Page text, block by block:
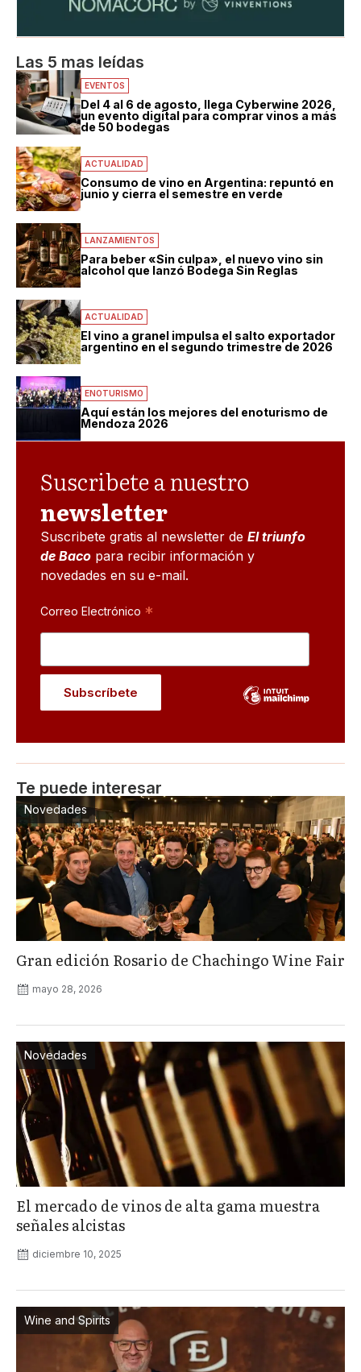
Las 5 mas leídas
EVENTOS
Del 4 al 6 de agosto, llega Cyberwine 2026,
un evento digital para comprar vinos a más
de 50 bodegas
ACTUALIDAD
Consumo de vino en Argentina: repuntó en
junio y cierra el semestre en verde
LANZAMIENTOS
Para beber «Sin culpa», el nuevo vino sin
alcohol que lanzó Bodega Sin Reglas
ACTUALIDAD
El vino a granel impulsa el salto exportador
argentino en el segundo trimestre de 2026
ENOTURISMO
Aquí están los mejores del enoturismo de
Mendoza 2026
Suscribete a nuestro
newsletter
Suscribete gratis al newsletter de El triunfo
de Baco para recibir información y
novedades en su e-mail.
Correo Electrónico *
Te puede interesar
Novedades
Gran edición Rosario de Chachingo Wine Fair
mayo 28, 2026
Novedades
El mercado de vinos de alta gama muestra
señales alcistas
diciembre 10, 2025
Wine and Spirits